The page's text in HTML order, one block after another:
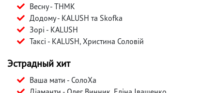
Весну - ТНМК
Додому - KALUSH та Skofka
Зорі - KALUSH
Таксі - KALUSH, Христина Соловій
Эстрадный хит
Ваша мати - СолоХа